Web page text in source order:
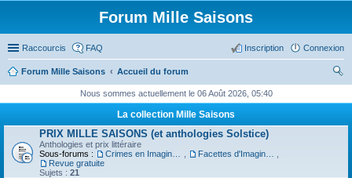
Forum Mille Saisons
Raccourcis FAQ Connexion
Inscription
Forum Mille Saisons
Accueil du forum
ch
Nous sommes actuellement le 06 Août 2026, 05:40
La collection Mille Saisons
PRIX MILLE SAISONS (et anthologies Solstice)
Anthologies et prix littéraire
Sous-forums :
Revue gratuite
Sujets : 21